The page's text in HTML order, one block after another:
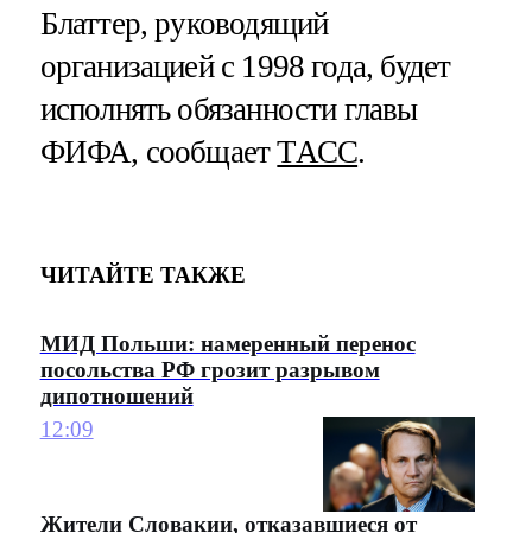
Блаттер, руководящий
организацией с 1998 года, будет
исполнять обязанности главы
ФИФА, сообщаетТАСС.
ЧИТАЙТЕ ТАКЖЕ
МИД Польши: намеренный перенос
посольства РФ грозит разрывом
дипотношений
12:09
Жители Словакии, отказавшиеся от